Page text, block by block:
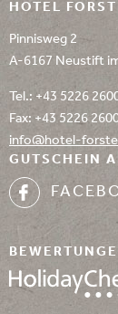
HOTEL
Pinnisweg 2
A-6167 Neustift
Tel.: +43 5226
Fax: +43 5226
info@hotel-
GUTSCHEIN